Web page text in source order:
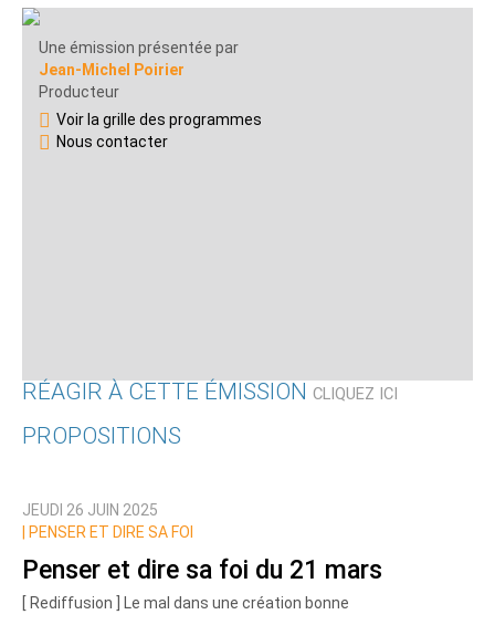
Une émission présentée par
Jean-Michel Poirier
Producteur
Voir la grille des programmes
Nous contacter
RÉAGIR À CETTE ÉMISSION CLIQUEZ ICI
Nom
Courriel (non publié)
PROPOSITIONS
JEUDI 26 JUIN 2025
PENSER ET DIRE SA FOI
Penser et dire sa foi du 21 mars
[ Rediffusion ] Le mal dans une création bonne